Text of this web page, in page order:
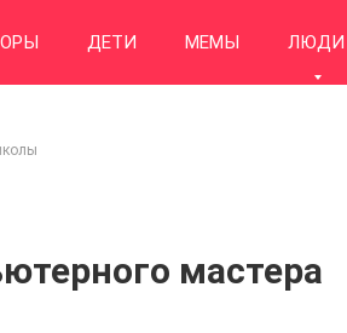
ДЕТИ МЕМЫ ЛЮДИ
мастера